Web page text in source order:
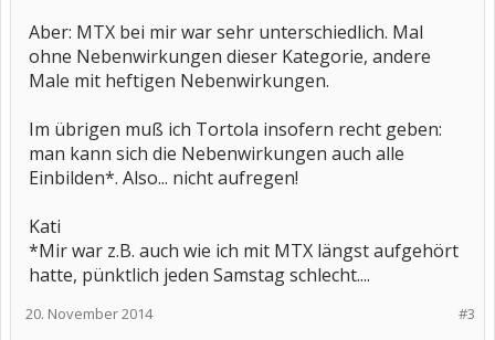
Aber: MTX bei mir war sehr unterschiedlich. Mal
ohne Nebenwirkungen dieser Kategorie, andere
Male mit heftigen Nebenwirkungen.
Im übrigen muß ich Tortola insofern recht geben:
man kann sich die Nebenwirkungen auch alle
Einbilden*. Also... nicht aufregen!
Kati
*Mir war z.B. auch wie ich mit MTX längst aufgehört
hatte, pünktlich jeden Samstag schlecht....
#3
20. November 2014